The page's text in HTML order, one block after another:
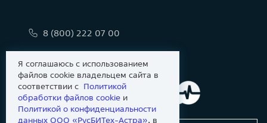
8 (800) 222 07 00
Я соглашаюсь с использованием
файлов cookie владельцем сайта в
соответствии с Политикой
обработки файлов сookie и
Политикой о конфиденциальности
данных ООО «РусБИТех-Астра», в